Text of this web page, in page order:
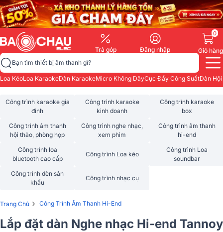
Trả góp Đăng nhập
0
Giỏ hàng
Bạn tìm thiết bị âm thanh gì?
Loa KéoLoa KaraokeDàn KaraokeMicro Không DâyCục Đẩy Công SuấtDàn
Công trình karaoke gia
đình
Công trình karaoke
kinh doanh
Công trình karaoke
box
Công trình âm thanh
hội thảo, phòng họp
Công trình nghe nhạc,
xem phim
Công trình âm thanh
hi-end
Công trình loa
bluetooth cao cấp
Công trình Loa kéo
Công trình Loa
soundbar
Công trình đèn sân
khấu
Công trình nhạc cụ
Trang Chủ › Công Trình Âm Thanh Hi-End
Lắp đặt dàn Nghe nhạc Hi-end Tannoy